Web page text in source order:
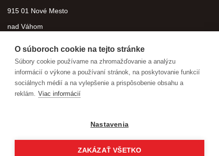
915 01 Nové Mesto
nad Váhom
O súboroch cookie na tejto stránke
Súbory cookie používame na zhromažďovanie a analýzu
informácií o výkone a používaní stránok, na poskytovanie funkcií
sociálnych médií a na vylepšenie a prispôsobenie obsahu a
reklám. Viac informácií
Nastavenia
ZAKÁZAŤ VŠETKO